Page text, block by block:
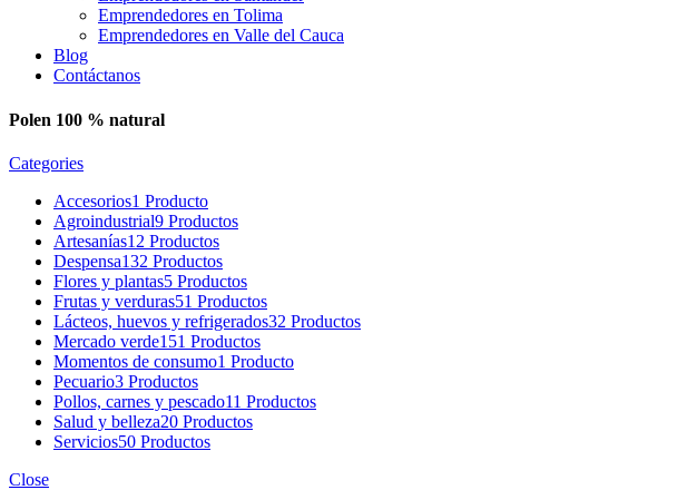
Emprendedores en Tolima
Emprendedores en Valle del Cauca
Blog
Contáctanos
Polen 100 % natural
Categories
Accesorios1 Producto
Agroindustrial9 Productos
Artesanías12 Productos
Despensa132 Productos
Flores y plantas5 Productos
Frutas y verduras51 Productos
Lácteos, huevos y refrigerados32 Productos
Mercado verde151 Productos
Momentos de consumo1 Producto
Pecuario3 Productos
Pollos, carnes y pescado11 Productos
Salud y belleza20 Productos
Servicios50 Productos
Close